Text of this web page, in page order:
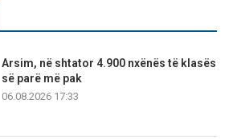
Arsim, në shtator 4.900 nxënës të klasës
së parë më pak
06.08.2026 17:33